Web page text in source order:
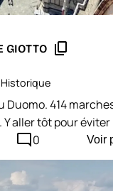
GIOTTO content_copy
414
Y aller tôt pour
mode_comment0 Voir